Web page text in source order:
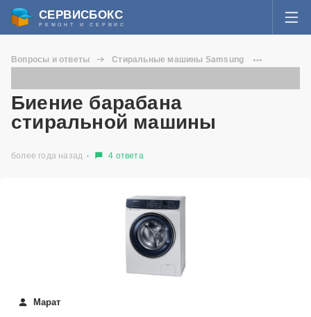
СЕРВИСБОКС
РЕМОНТ И СЕРВИС
Я забыл пароль
Регистрация
ВОПРОСЫ И ОТВЕТЫ
СТАТЬИ О РЕМОНТЕ
ДОБАВИТЬ СЕРВИСНЫЙ ЦЕНТР ИЛИ ЧАСТНОГО МАСТЕРА
ЗАДАТЬ ВОПРОС МАСТЕРАМ
Вопросы и ответы
Стиральные машины Samsung
Биение барабана
стиральной машины
более года назад 4 ответа
Марат